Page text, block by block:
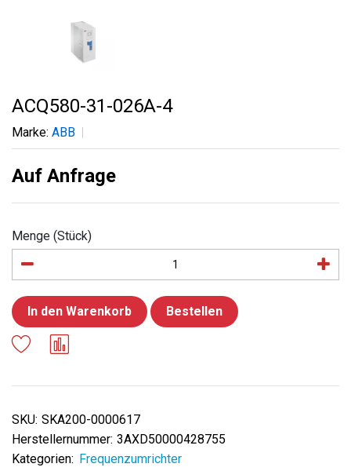
ACQ580-31-026A-4
Marke: ABB
Auf Anfrage
Menge (Stück)
In den Warenkorb Bestellen
SKU: SKA200-0000617
Herstellernummer: 3AXD50000428755
Kategorien: Frequenzumrichter